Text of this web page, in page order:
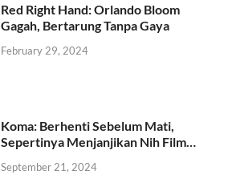
Red Right Hand: Orlando Bloom
Gagah, Bertarung Tanpa Gaya
February 29, 2024
Koma: Berhenti Sebelum Mati,
Sepertinya Menjanjikan Nih Film…
September 21, 2024